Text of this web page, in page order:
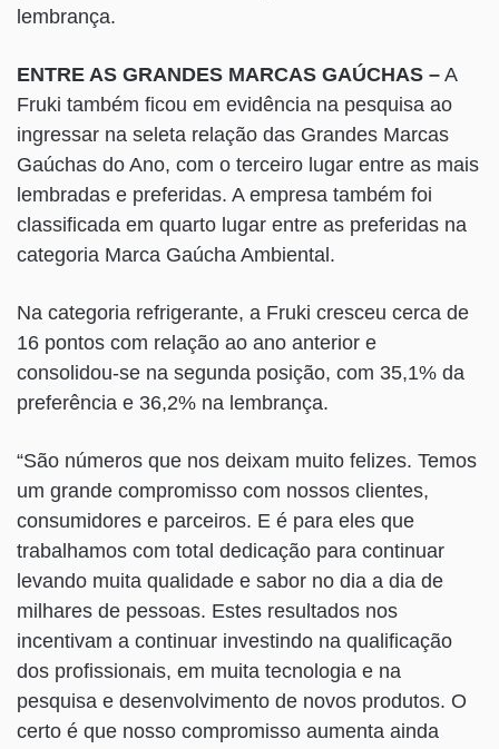
lembrança.
ENTRE AS GRANDES MARCAS GAÚCHAS – A
Fruki também ficou em evidência na pesquisa ao
ingressar na seleta relação das Grandes Marcas
Gaúchas do Ano, com o terceiro lugar entre as mais
lembradas e preferidas. A empresa também foi
classificada em quarto lugar entre as preferidas na
categoria Marca Gaúcha Ambiental.
Na categoria refrigerante, a Fruki cresceu cerca de
16 pontos com relação ao ano anterior e
consolidou-se na segunda posição, com 35,1% da
preferência e 36,2% na lembrança.
“São números que nos deixam muito felizes. Temos
um grande compromisso com nossos clientes,
consumidores e parceiros. E é para eles que
trabalhamos com total dedicação para continuar
levando muita qualidade e sabor no dia a dia de
milhares de pessoas. Estes resultados nos
incentivam a continuar investindo na qualificação
dos profissionais, em muita tecnologia e na
pesquisa e desenvolvimento de novos produtos. O
certo é que nosso compromisso aumenta ainda